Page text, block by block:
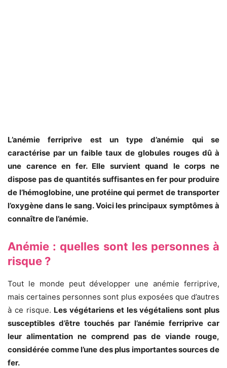
L’anémie ferriprive est un type d’anémie qui se
caractérise par un faible taux de globules rouges dû à
une carence en fer. Elle survient quand le corps ne
dispose pas de quantités suffisantes en fer pour produire
de l’hémoglobine, une protéine qui permet de transporter
l’oxygène dans le sang. Voici les principaux symptômes à
connaître de l’anémie.
Anémie : quelles sont les personnes à
risque ?
Tout le monde peut développer une anémie ferriprive,
mais certaines personnes sont plus exposées que d’autres
à ce risque. Les végétariens et les végétaliens sont plus
susceptibles d’être touchés par l’anémie ferriprive car
leur alimentation ne comprend pas de viande rouge,
considérée comme l’une des plus importantes sources de
fer.